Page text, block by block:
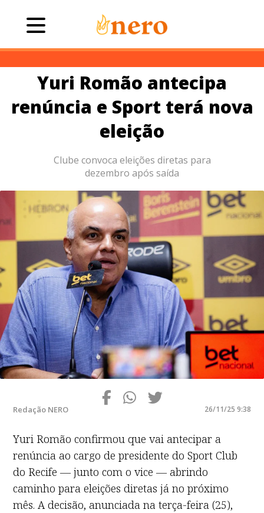
Yuri Romão antecipa
renúncia e Sport terá nova
eleição
Clube convoca eleições diretas para
dezembro após saída
Redação NERO 26/11/25 9:38
Yuri Romão confirmou que vai antecipar a
renúncia ao cargo de presidente do Sport Club
do Recife — junto com o vice — abrindo
caminho para eleições diretas já no próximo
mês. A decisão, anunciada na terça-feira (25),